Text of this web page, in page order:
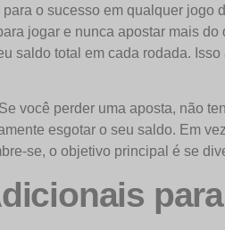
o sucesso em qualquer
jogar e nunca apostar mais
saldo total em cada rodada.
você perder uma aposta, não
esgotar o seu saldo. Em
se, o objetivo principal é se